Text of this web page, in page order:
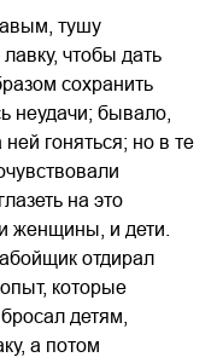
тушу
чтобы дать
сохранить
неудачи; бывало,
гоняться; но в те
на это
женщины, и дети.
отдирал
которые
детям,
а потом